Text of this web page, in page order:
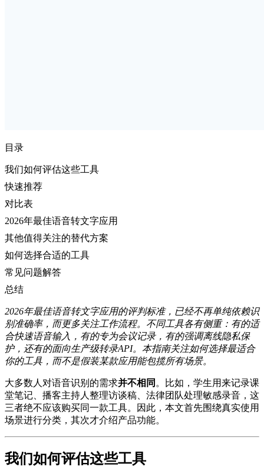
目录
我们如何评估这些工具
快速推荐
对比表
2026年最佳语音转文字应用
其他值得关注的替代方案
如何选择合适的工具
常见问题解答
总结
2026年最佳语音转文字应用的评判标准，已经不再单纯依赖识
别准确率，而更多关注工作流程。不同工具各有侧重：有的适
合快速语音输入，有的专为会议记录，有的强调离线隐私保
护，还有的面向生产级转录API。本指南关注如何选择最适合
你的工具，而不是假装某款应用能包揽所有场景。
大多数人对语音识别的需求并不相同 。比如，学生用来记录课
堂笔记、播客主持人整理访谈稿、法律团队处理敏感录音，这
三者绝不应该购买同一款工具。因此，本文首先围绕真实使用
场景进行分类，其次才介绍产品功能。
我们如何评估这些工具